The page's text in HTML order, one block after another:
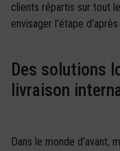
clients répartis sur tout
envisager l’étape
Des solutions
livraison
Dans le monde d’avant,